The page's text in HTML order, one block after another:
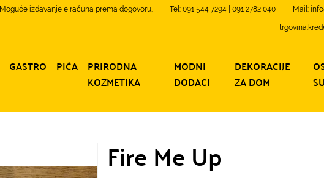
Moguće izdavanje e računa prema dogovoru. Tel: 091 544 7294 | 091 2782 040 Mail:
GASTRO PIĆA PRIRODNA
KOZMETIKA
MODNI
DODACI
DEKORACIJE
ZA DOM
Fire Me Up